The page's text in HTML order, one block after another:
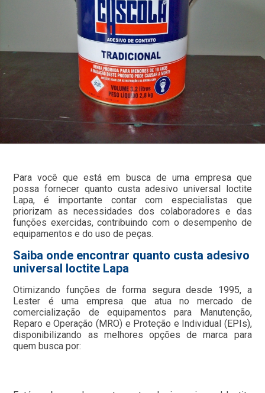
Para você que está em busca de uma empresa que
possa fornecer quanto custa adesivo universal loctite
Lapa, é importante contar com especialistas que
priorizam as necessidades dos colaboradores e das
funções exercidas, contribuindo com o desempenho de
equipamentos e do uso de peças.
Saiba onde encontrar quanto custa adesivo
universal loctite Lapa
Otimizando funções de forma segura desde 1995, a
Lester é uma empresa que atua no mercado de
comercialização de equipamentos para Manutenção,
Reparo e Operação (MRO) e Proteção e Individual (EPIs),
disponibilizando as melhores opções de marca para
quem busca por: